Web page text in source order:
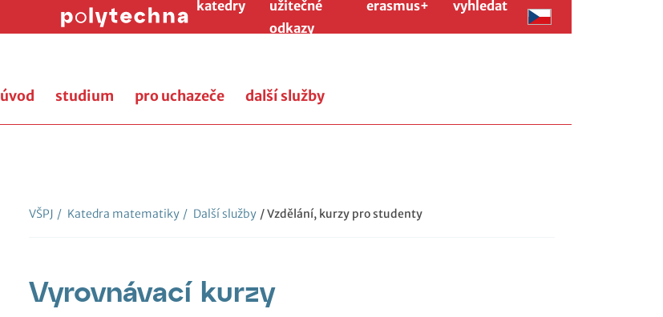
katedry
užitečné
odkazy
erasmus+ vyhledat
úvod studium pro uchazeče další služby
VŠPJ / Katedra matematiky / Další služby / Vzdělání, kurzy pro studenty
Vyrovnávací kurzy